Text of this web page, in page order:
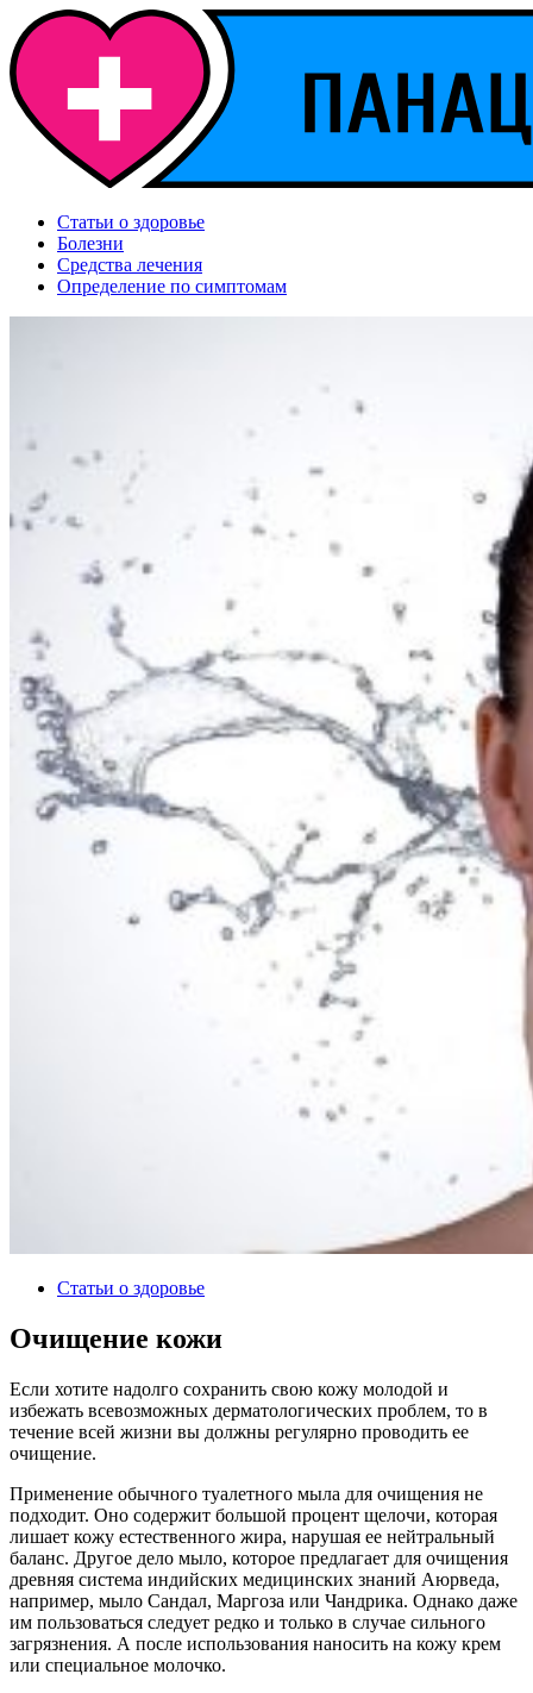
Статьи о здоровье
Болезни
Средства лечения
Определение по симптомам
Статьи о здоровье
Очищение кожи
Если хотите надолго сохранить свою кожу молодой и
избежать всевозможных дерматологических проблем, то в
течение всей жизни вы должны регулярно проводить ее
очищение.
Применение обычного туалетного мыла для очищения не
подходит. Оно содержит большой процент щелочи, которая
лишает кожу естественного жира, нарушая ее нейтральный
баланс. Другое дело мыло, которое предлагает для очищения
древняя система индийских медицинских знаний Аюрведа,
например, мыло Сандал, Маргоза или Чандрика. Однако даже
им пользоваться следует редко и только в случае сильного
загрязнения. А после использования наносить на кожу крем
или специальное молочко.